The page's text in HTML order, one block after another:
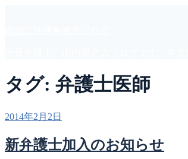
ス
キ
プ
タグ: 弁護士医師
投
日:
2014年2月2日
新弁護士加入のお知らせ